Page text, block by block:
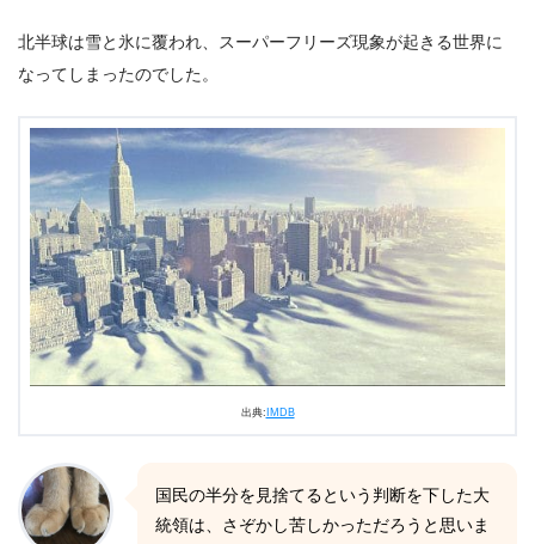
北半球は雪と氷に覆われ、スーパーフリーズ現象が起きる世界に
なってしまったのでした。
出典: IMDB
国民の半分を見捨てるという判断を下した大
統領は、さぞかし苦しかっただろうと思いま